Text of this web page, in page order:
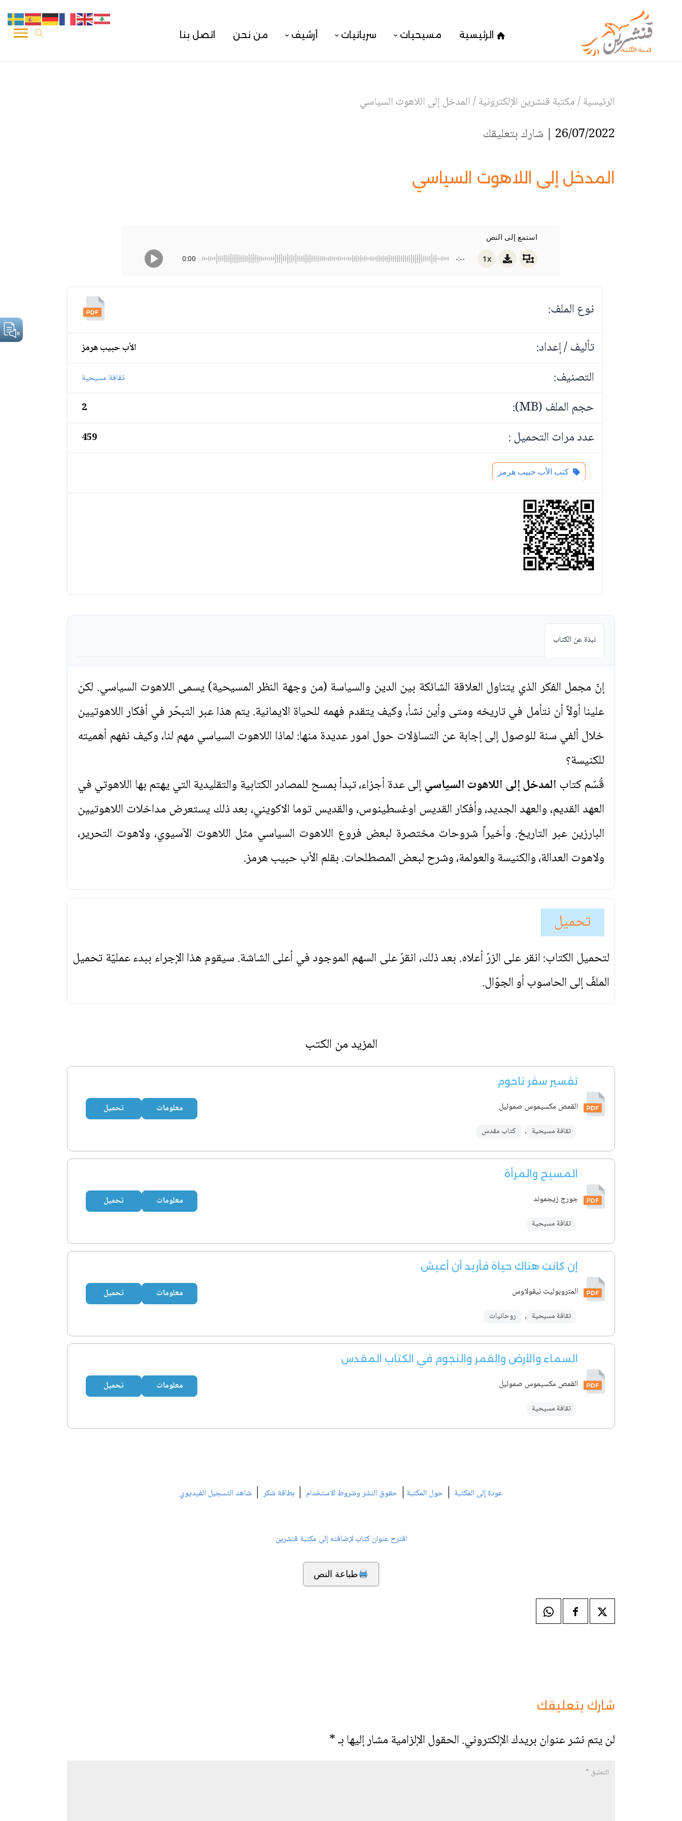
الرئيسية مسيحيات سريانيات أرشيف من نحن اتصل بنا
الرئيسية/مكتبة قنشرين الإلكترونية/المدخل إلى اللاهوت السياسي
26/07/2022 | شارك بتعليقك
المدخل إلى اللاهوت السياسي
استمع إلى النص
0:00 -:-- 1x
نوع الملف:
تأليف / إعداد:
الأب حبيب هرمز
التصنيف: ثقافة مسيحية
حجم الملف (MB): 2
عدد مرات التحميل : 459
كتب الأب حبيب هرمز
نبذة عن الكتاب
إنّ مجمل الفكر الذي يتناول العلاقة الشائكة بين الدين والسياسة (من وجهة النظر المسيحية) يسمى اللاهوت السياسي. لكن
علينا أولاً أن نتأمل في تاريخه ومتى وأين نشأ، وكيف يتقدم فهمه للحياة الايمانية. يتم هذا عبر التبحّر في أفكار اللاهوتيين
خلال ألفي سنة للوصول إلى إجابة عن التساؤلات حول امور عديدة منها: لماذا اللاهوت السياسي مهم لنا، وكيف نفهم أهميته
للكنيسة؟
قُسّم كتابالمدخل إلى اللاهوت السياسيإلى عدة أجزاء، تبدأ بمسح للمصادر الكتابية والتقليدية التي يهتم بها اللاهوتي في
العهد القديم، والعهد الجديد، وأفكار القديس اوغسطينوس، والقديس توما الاكويني، بعد ذلك يستعرض مداخلات اللاهوتيين
البارزين عبر التاريخ. وأخيراً شروحات مختصرة لبعض فروع اللاهوت السياسي مثل اللاهوت الآسيوي، ولاهوت التحرير،
ولاهوت العدالة، والكنيسة والعولمة، وشرح لبعض المصطلحات. بقلم الأب حبيب هرمز.
تحميل
لتحميل الكتاب: انقر على الزرّ أعلاه. بعد ذلك، انقرّ على السهم الموجود في أعلى الشاشة. سيقوم هذا الإجراء ببدء عمليّة تحميل
الملفّ إلى الحاسوب أو الجوّال.
المزيد من الكتب
تفسير سفر ناحوم
القمص مكسيموس صموئيل
ثقافة مسيحية , كتاب مقدس
معلومات تحميل
المسيح والمرأة
جورج زيجموند
ثقافة مسيحية
معلومات تحميل
إن كانت هناك حياة فأريد أن أعيش
المتروبوليت نيقولاوس
ثقافة مسيحية , روحانيات
معلومات تحميل
السماء والأرض والقمر والنجوم في الكتاب المقدس
القمص مكسيموس صموئيل
ثقافة مسيحية
معلومات تحميل
عودة إلى المكتبة | حول المكتبة | حقوق النشر وشروط الاستخدام | بطاقة شكر| شاهد التسجيل الفيديوي
اقترح عنوان كتاب لإضافته إلى مكتبة قنشرين
طباعة النص
شارك بتعليقك
لن يتم نشر عنوان بريدك الإلكتروني.الحقول الإلزامية مشار إليها بـ*